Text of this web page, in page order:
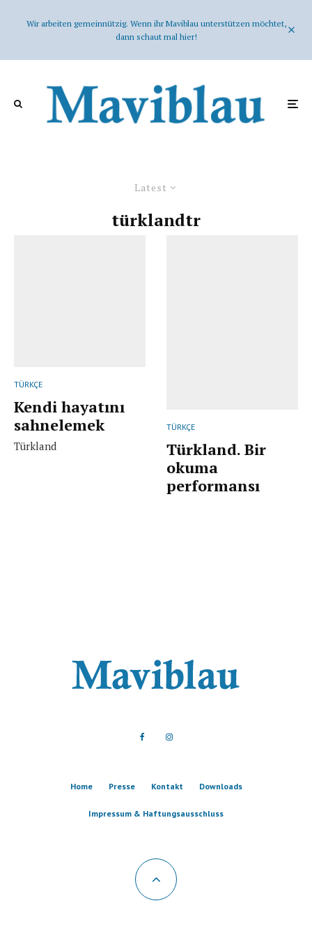
Wir arbeiten gemeinnützig. Wenn ihr Maviblau unterstützen möchtet,
dann schaut mal hier!
Latest
türklandtr
TÜRKÇE
Kendi hayatını
sahnelemek
Türkland
TÜRKÇE
Türkland. Bir
okuma
performansı
Home Presse Kontakt Downloads
Impressum & Haftungsausschluss